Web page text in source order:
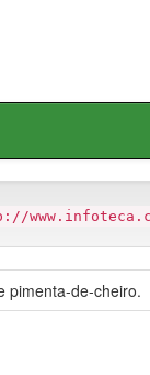
pimenta-de-cheiro.